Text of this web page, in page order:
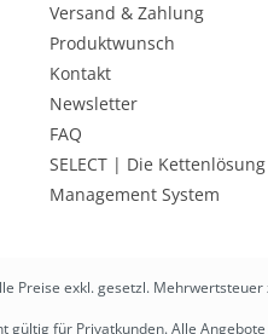
Versand & Zahlung
Produktwunsch
Kontakt
Newsletter
FAQ
SELECT | Die Kettenlösung
Management System
Preise exkl. gesetzl. Mehrwertsteuer
gültig für Privatkunden. Alle